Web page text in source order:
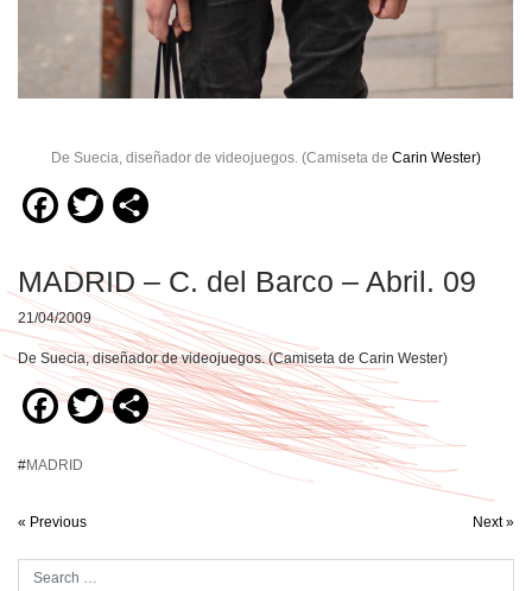
De Suecia, diseñador de videojuegos. (Camiseta de Carin Wester)
Facebook
Twitter
MADRID – C. del Barco – Abril. 09
21/04/2009
De Suecia, diseñador de videojuegos. (Camiseta de Carin Wester)
Facebook
TwitterCompartir
#MADRID
« Previous Next »